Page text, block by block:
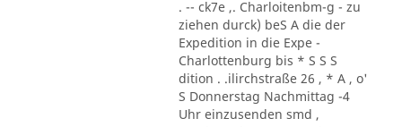
. -- ck7e ,. Charloitenbm-g - zu
ziehen durck) beS A die der
Expedition in die Expe -
Charlottenburg bis * S S S
dition . .ilirchstraße 26 , * A , o'
S Donnerstag Nachmittag -4
Uhr einzusenden smd ,